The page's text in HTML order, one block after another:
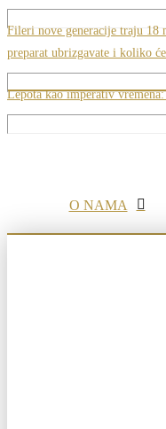
Fileri nove generacije traju 18
preparat ubrizgavate i koliko
Lepota kao imperativ
O NAMA